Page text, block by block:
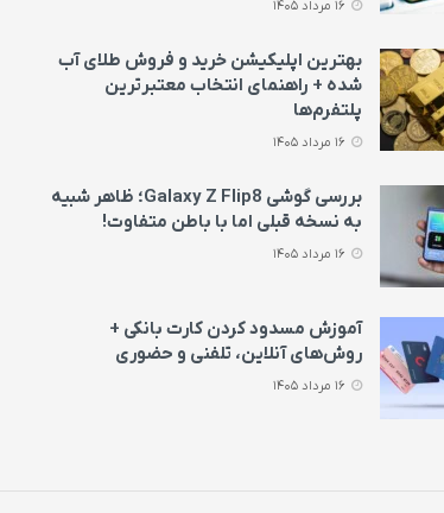
بهترین اپلیکیشن خرید و فروش طلای آب
شده + راهنمای انتخاب معتبرترین
پلتفرم‌ها
بررسی گوشی Galaxy Z Flip8؛ ظاهر شبیه
به نسخه قبلی اما با باطن متفاوت!
آموزش مسدود کردن کارت بانکی +
روش‌های آنلاین، تلفنی و حضوری